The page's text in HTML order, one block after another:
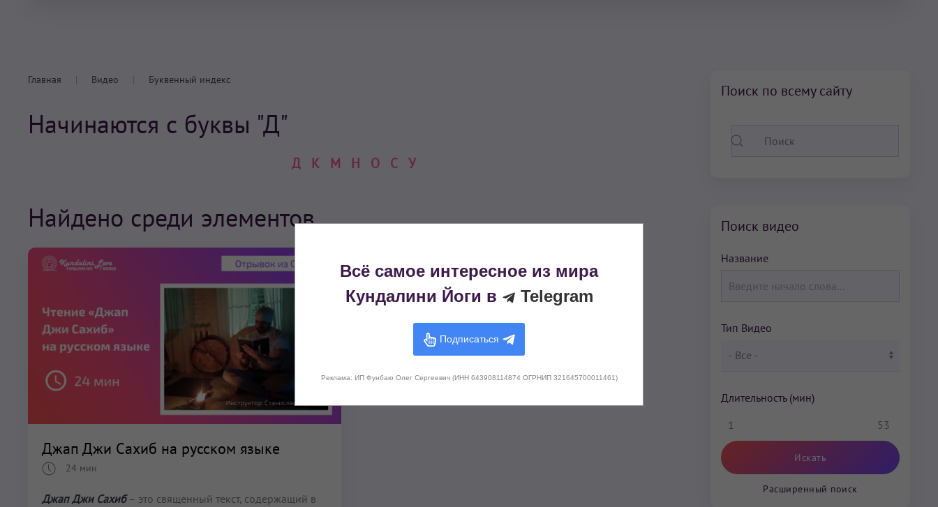
Главная Видео Буквенный индекс
Начинаются с буквы "Д"
Д К М Н О С У
Найдено среди элементов
Джап Джи Сахиб на русском языке
24 мин
Джап Джи Сахиб– это священный текст, содержащий в
Поиск по всему сайту
Поиск видео
Название
Тип Видео
Длительность (мин)
1
53
Расширенный поиск
Всё самое интересное из мира
Кундалини Йоги в
Telegram
Подписаться
Реклама: ИП Фунбаю Олег Сергеевич (ИНН 643908114874 ОГРНИП 321645700011461)